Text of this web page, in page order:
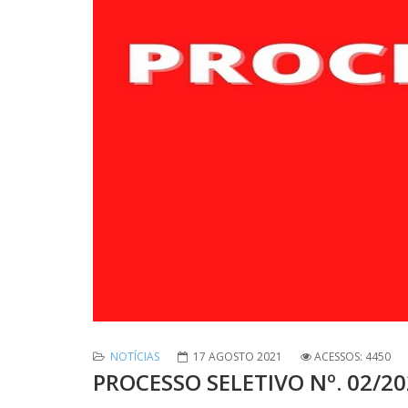
NOTÍCIAS 17 AGOSTO 2021 ACESSOS: 4450
PROCESSO SELETIVO Nº. 02/